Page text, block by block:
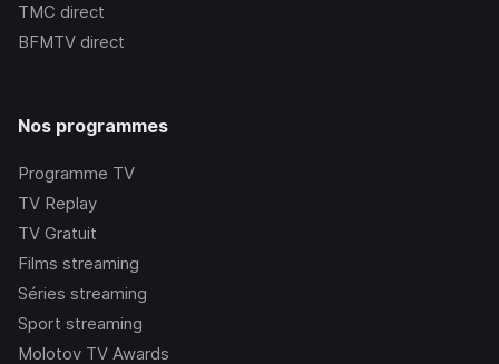
TMC direct
BFMTV direct
Nos programmes
Programme TV
TV Replay
TV Gratuit
Films streaming
Séries streaming
Sport streaming
Molotov TV Awards